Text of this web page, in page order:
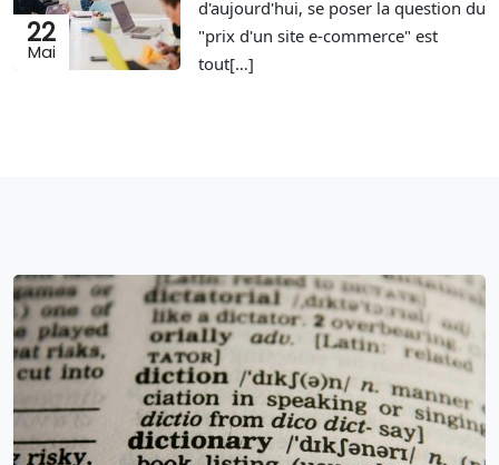
22
Mai
d'aujourd'hui, se poser la question du
"prix d'un site e-commerce" est
tout[…]